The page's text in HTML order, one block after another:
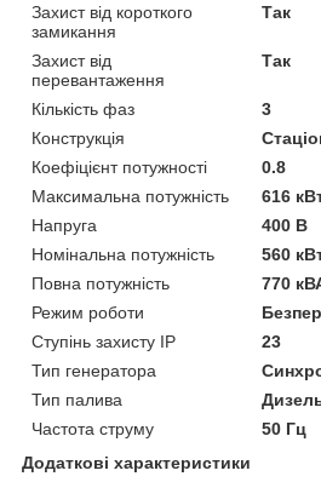
Захист від короткого
замикання
Так
Захист від
перевантаження
Так
Кількість фаз
3
Конструкція
Коефіцієнт потужності
0.8
Максимальна потужність
616
Напруга
400 В
Номінальна потужність
560
Повна потужність
770
Режим роботи
Ступінь захисту IP
23
Тип генератора
Тип палива
Частота струму
50 Гц
Додаткові характеристики